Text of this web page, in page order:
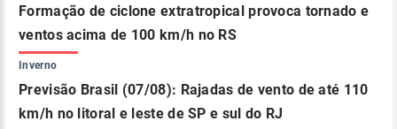
Formação de ciclone extratropical provoca tornado e
ventos acima de 100 km/h no RS
Inverno
Previsão Brasil (07/08): Rajadas de vento de até 110
km/h no litoral e leste de SP e sul do RJ